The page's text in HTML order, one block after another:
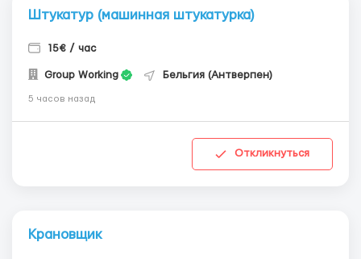
Штукатур (машинная штукатурка)
15€ / час
Group Working Бельгия (Антверпен)
5 часов назад
Откликнуться
Крановщик